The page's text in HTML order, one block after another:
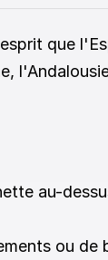
que
au-
ou de